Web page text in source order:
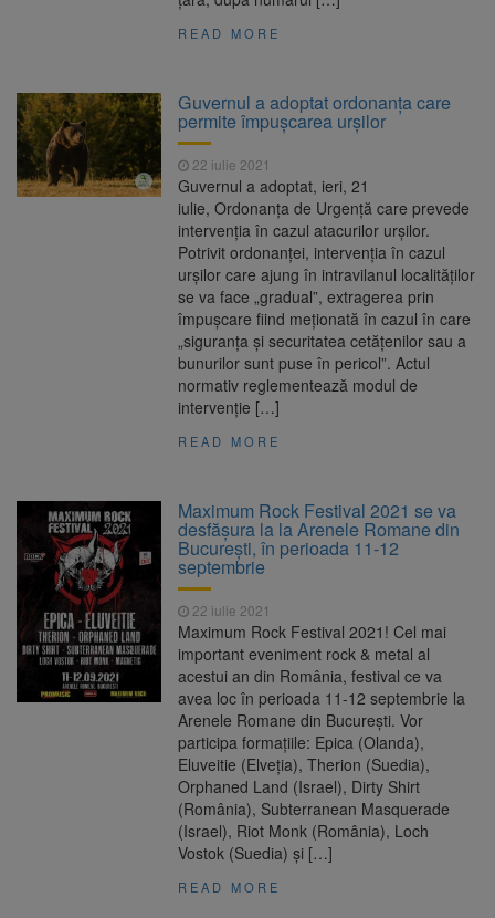
READ MORE
Guvernul a adoptat ordonanța care
permite împușcarea urșilor
22 iulie 2021
Guvernul a adoptat, ieri, 21
iulie, Ordonanța de Urgență care prevede
intervenția în cazul atacurilor urșilor.
Potrivit ordonanței, intervenția în cazul
urșilor care ajung în intravilanul localităților
se va face „gradual”, extragerea prin
împușcare fiind meționată în cazul în care
„siguranţa şi securitatea cetăţenilor sau a
bunurilor sunt puse în pericol”. Actul
normativ reglementează modul de
intervenţie […]
READ MORE
Maximum Rock Festival 2021 se va
desfășura la la Arenele Romane din
București, în perioada 11-12
septembrie
22 iulie 2021
Maximum Rock Festival 2021! Cel mai
important eveniment rock & metal al
acestui an din România, festival ce va
avea loc în perioada 11-12 septembrie la
Arenele Romane din București. Vor
participa formațiile: Epica (Olanda),
Eluveitie (Elveția), Therion (Suedia),
Orphaned Land (Israel), Dirty Shirt
(România), Subterranean Masquerade
(Israel), Riot Monk (România), Loch
Vostok (Suedia) și […]
READ MORE